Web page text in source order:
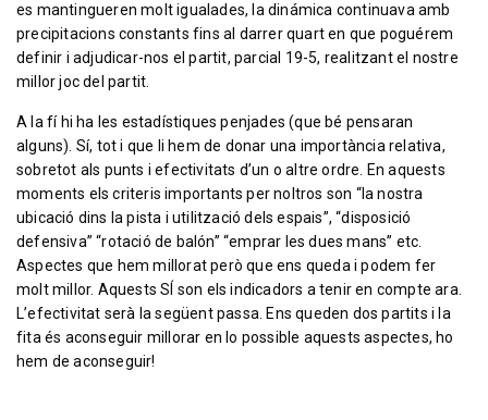
es mantingueren molt igualades, la dinámica continuava amb
precipitacions constants fins al darrer quart en que poguérem
definir i adjudicar-nos el partit, parcial 19-5, realitzant el nostre
millor joc del partit.
A la fí hi ha les estadístiques penjades (que bé pensaran
alguns). Sí, tot i que li hem de donar una importància relativa,
sobretot als punts i efectivitats d’un o altre ordre. En aquests
moments els criteris importants per noltros son “la nostra
ubicació dins la pista i utilització dels espais”, “disposició
defensiva” “rotació de balón” “emprar les dues mans” etc.
Aspectes que hem millorat però que ens queda i podem fer
molt millor. Aquests SÍ son els indicadors a tenir en compte ara.
L’efectivitat serà la següent passa. Ens queden dos partits i la
fita és aconseguir millorar en lo possible aquests aspectes, ho
hem de aconseguir!